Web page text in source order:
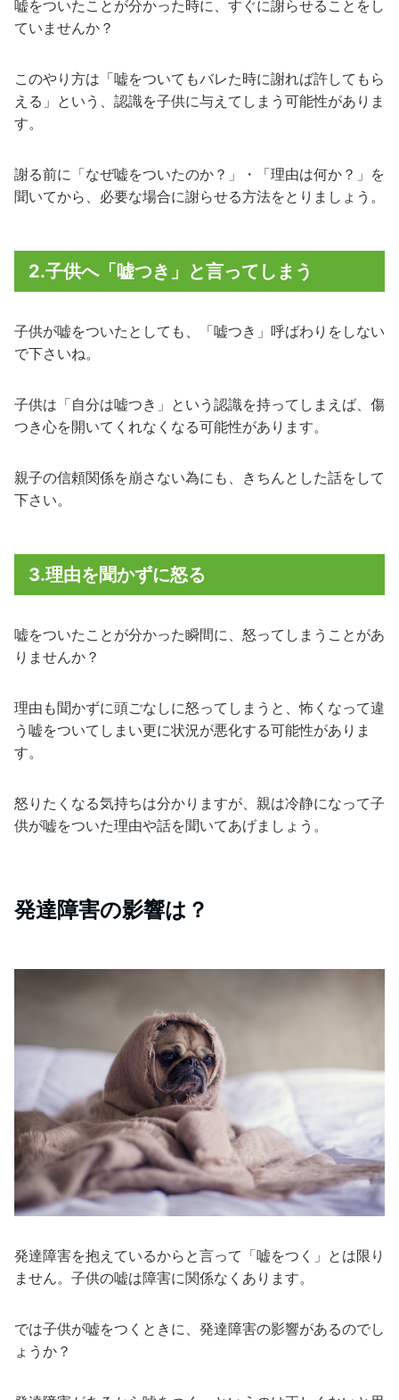
嘘をついたことが分かった時に、すぐに謝らせることをし
ていませんか？
このやり方は「嘘をついてもバレた時に謝れば許してもら
える」という、認識を子供に与えてしまう可能性がありま
す。
謝る前に「なぜ嘘をついたのか？」・「理由は何か？」を
聞いてから、必要な場合に謝らせる方法をとりましょう。
2.子供へ「嘘つき」と言ってしまう
子供が嘘をついたとしても、「嘘つき」呼ばわりをしない
で下さいね。
子供は「自分は嘘つき」という認識を持ってしまえば、傷
つき心を開いてくれなくなる可能性があります。
親子の信頼関係を崩さない為にも、きちんとした話をして
下さい。
3.理由を聞かずに怒る
嘘をついたことが分かった瞬間に、怒ってしまうことがあ
りませんか？
理由も聞かずに頭ごなしに怒ってしまうと、怖くなって違
う嘘をついてしまい更に状況が悪化する可能性がありま
す。
怒りたくなる気持ちは分かりますが、親は冷静になって子
供が嘘をついた理由や話を聞いてあげましょう。
発達障害の影響は？
発達障害を抱えているからと言って「嘘をつく」とは限り
ません。子供の嘘は障害に関係なくあります。
では子供が嘘をつくときに、発達障害の影響があるのでし
ょうか？